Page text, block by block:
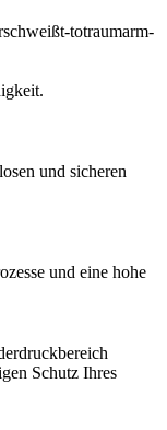
und sicheren
und eine hohe
Schutz Ihres